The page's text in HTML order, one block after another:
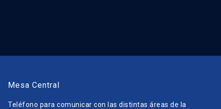
Mesa Central
Teléfono para comunicar con las distintas áreas de la